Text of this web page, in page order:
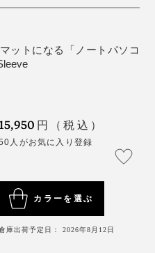
、アイデアがどんどん湧
、クライアントとの契約
、ビジネスのアイデアと
ステーション”です。
納ポケットの外側は、そ
、アイデアや書類をまと
ックス・クオ氏が開発・起
ールズは、従来のリング
を束ねた試作品を、幼な
）40.2×73cm
ットになる「ノートパソコ
15,950 円（税込）
人がお気に入り登録
カラーを選ぶ
庫出荷予定日： 2026年8月12日